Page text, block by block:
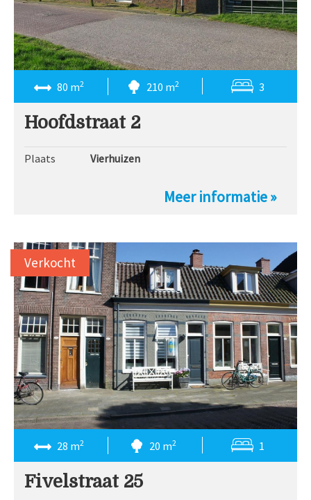
80 m2 210 m2 3
Hoofdstraat 2
Plaats Vierhuizen
Meer informatie »
28 m2 20 m2 1
Fivelstraat 25
Verkocht